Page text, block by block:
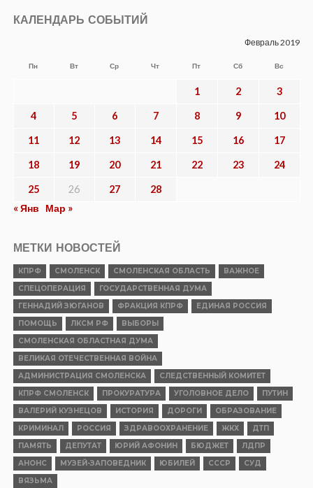
КАЛЕНДАРЬ СОБЫТИЙ
Февраль 2019
Пн Вт Ср Чт Пт Сб Вс
1 2 3
4 5 6 7 8 9 10
11 12 13 14 15 16 17
18 19 20 21 22 23 24
25 26 27
28
« Янв
Мар »
МЕТКИ НОВОСТЕЙ
КПРФ СМОЛЕНСК СМОЛЕНСКАЯ ОБЛАСТЬ
ВАЖНОЕ
СПЕЦОПЕРАЦИЯ
ГОСУДАРСТВЕННАЯ ДУМА
ГЕННАДИЙ ЗЮГАНОВ
ФРАКЦИЯ КПРФ
ЕДИНАЯ РОССИЯ
ПОМОЩЬ
ЛКСМ РФ
ВЫБОРЫ
СМОЛЕНСКАЯ ОБЛАСТНАЯ ДУМА
ВЕЛИКАЯ ОТЕЧЕСТВЕННАЯ ВОЙНА
АДМИНИСТРАЦИЯ СМОЛЕНСКА
СЛЕДСТВЕННЫЙ КОМИТЕТ
КПРФ СМОЛЕНСК
ПРОКУРАТУРА УГОЛОВНОЕ ДЕЛО
ПУТИН
ВАЛЕРИЙ КУЗНЕЦОВ
ИСТОРИЯ ДОРОГИ
ОБРАЗОВАНИЕ
КРИМИНАЛ
РОССИЯ ЗДРАВООХРАНЕНИЕ ЖКХ
ДТП
ПАМЯТЬ
ДЕПУТАТ ЮРИЙ АФОНИН БЮДЖЕТ
ЛДПР
АНОНС
МУЗЕЙ-ЗАПОВЕДНИК ЮБИЛЕЙ СССР
СУД
ВЯЗЬМА